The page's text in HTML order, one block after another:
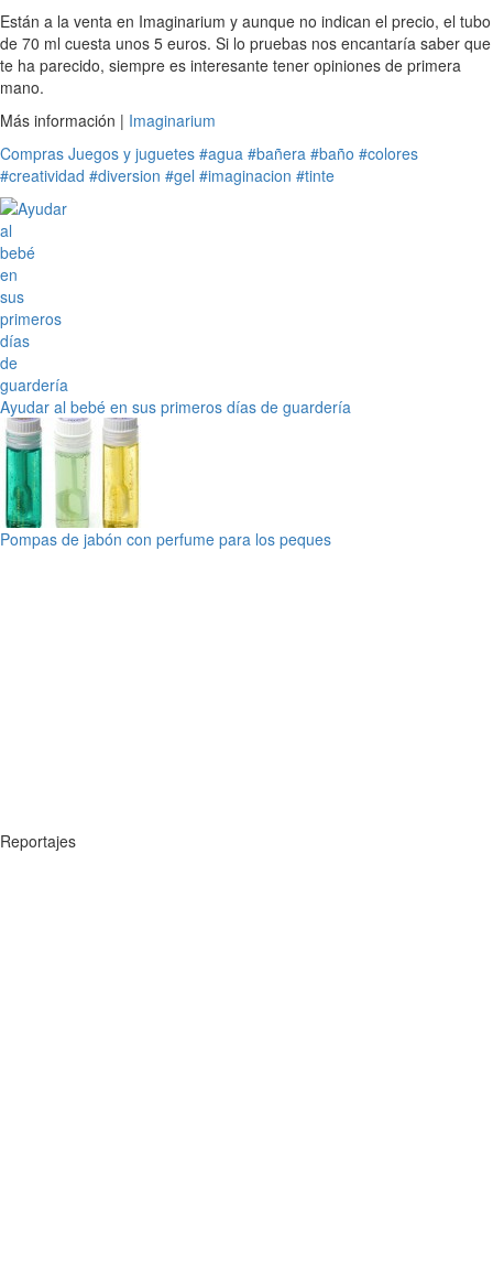
Están a la venta en Imaginarium y aunque no indican el precio, el tubo
de 70 ml cuesta unos 5 euros. Si lo pruebas nos encantaría saber que
te ha parecido, siempre es interesante tener opiniones de primera
mano.
Más información | Imaginarium
Compras Juegos y juguetes #agua #bañera #baño #colores
#creatividad #diversion #gel #imaginacion #tinte
Ayudar al bebé en sus primeros días de guardería
Pompas de jabón con perfume para los peques
Reportajes